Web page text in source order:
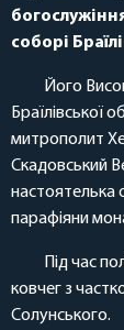
соборі
Його
Браїлівської
митрополит
Скадовський
настоятелька
парафіяни
Під час
ковчег з
Солунського.